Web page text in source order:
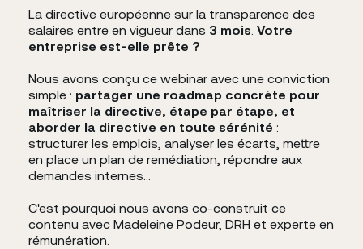
La directive européenne sur la transparence des
salaires entre en vigueur dans 3 mois. Votre
entreprise est-elle prête ?
Nous avons conçu ce webinar avec une conviction
simple : partager une roadmap concrète pour
maîtriser la directive, étape par étape, et
aborder la directive en toute sérénité :
structurer les emplois, analyser les écarts, mettre
en place un plan de remédiation, répondre aux
demandes internes...
C'est pourquoi nous avons co-construit ce
contenu avec Madeleine Podeur, DRH et experte en
rémunération.